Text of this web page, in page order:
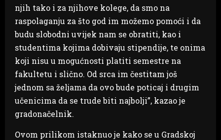
njih tako i za njihove kolege, da smo na
raspolaganju za što god im možemo pomoći i da
budu slobodni uvijek nam se obratiti, kao i
studentima kojima dobivaju stipendije, te onima
koji nisu u mogućnosti platiti semestre na
fakultetu i slično. Od srca im čestitam još
jednom sa željama da ovo bude poticaj i drugim
učenicima da se trude biti najbolji”, kazao je
gradonačelnik.
Ovom prilikom istaknuo je kako se u Gradskoj